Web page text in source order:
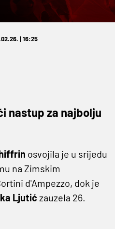
| 16:25
nastup za najbolju
osvojila je u srijedu
na Zimskim
d'Ampezzo, dok je
Ljutić zauzela 26.